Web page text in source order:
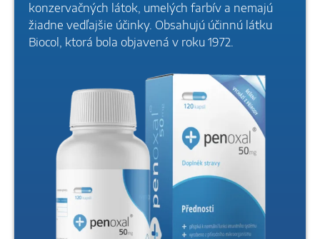
konzervačných látok, umelých farbív a nemajú
žiadne vedľajšie účinky. Obsahujú účinnú látku
Biocol, ktorá bola objavená v roku 1972.